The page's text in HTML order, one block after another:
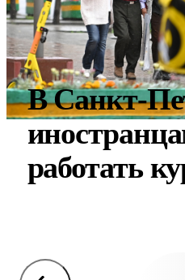
В Санкт-
работать